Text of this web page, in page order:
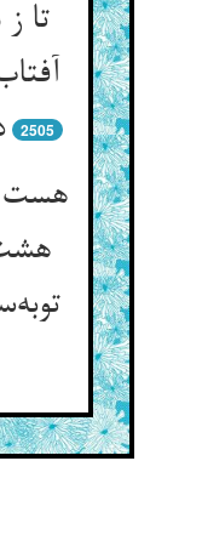
تا
2505
هست